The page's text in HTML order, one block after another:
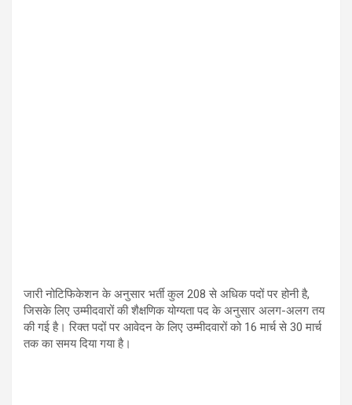
जारी नोटिफिकेशन के अनुसार भर्ती कुल 208 से अधिक पदों पर होनी है,
जिसके लिए उम्मीदवारों की शैक्षणिक योग्यता पद के अनुसार अलग-अलग तय
की गई है। रिक्त पदों पर आवेदन के लिए उम्मीदवारों को 16 मार्च से 30 मार्च
तक का समय दिया गया है।